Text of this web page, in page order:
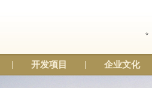
开发项目 企业文化